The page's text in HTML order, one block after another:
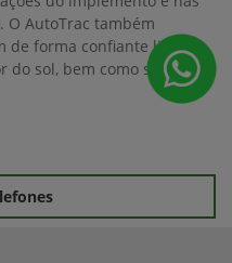
O AutoTrac também
forma confiante linhas
do sol, bem como sob